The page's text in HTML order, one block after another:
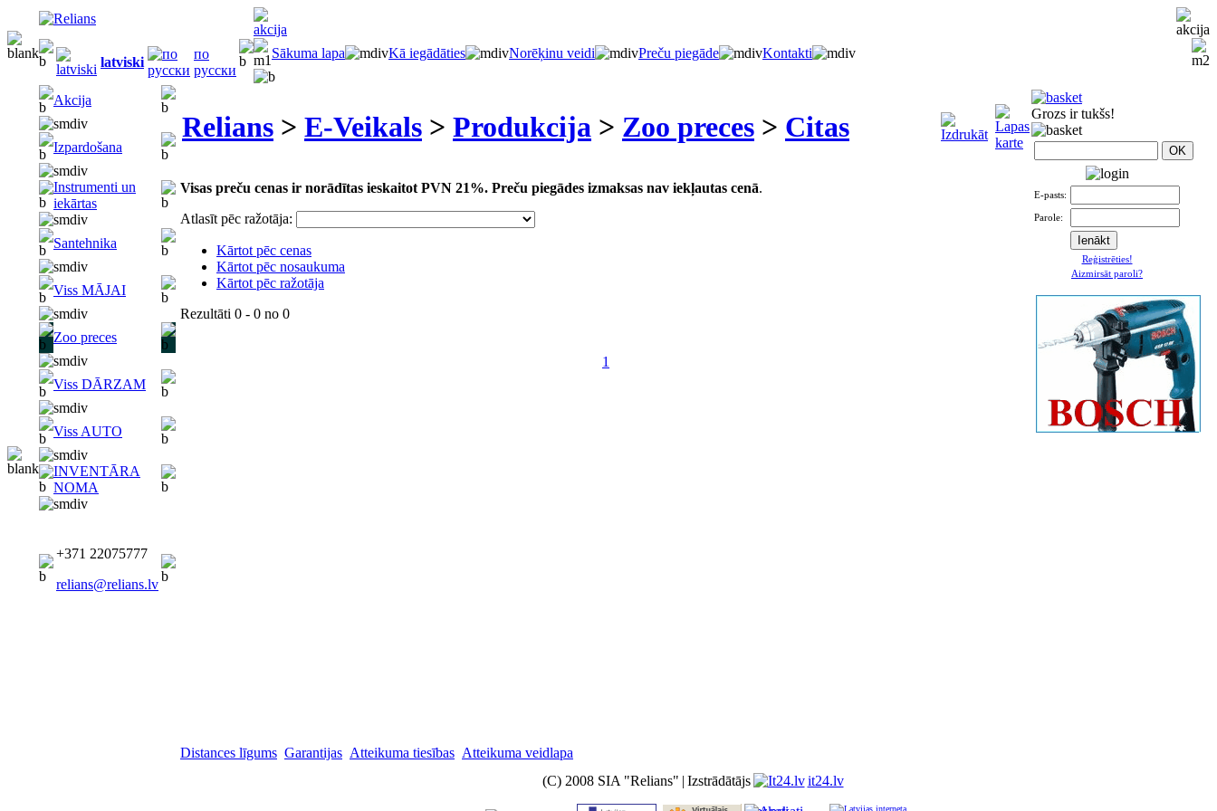
latviski
по
русски
Sākuma lapa Kā iegādāties Norēķinu veidi Preču piegāde Kontakti
Akcija
Izpardošana
Instrumenti un
iekārtas
Santehnika
Viss MĀJAI
Zoo preces
Viss DĀRZAM
Viss AUTO
INVENTĀRA
NOMA
+371 22075777
relians@relians.lv
Relians > E-Veikals > Produkcija > Zoo preces > Citas
Visas preču cenas ir norādītas ieskaitot PVN 21%. Preču piegādes izmaksas nav iekļautas cenā.
Atlasīt pēc ražotāja:
Kārtot pēc cenas
Kārtot pēc nosaukuma
Kārtot pēc ražotāja
Rezultāti 0 - 0 no 0
1
Grozs ir tukšs!
E-pasts:
Parole:
Reģistrēties!
Aizmirsāt paroli?
Distances līgums Garantijas Atteikuma tiesības Atteikuma veidlapa
(C) 2008 SIA "Relians" | Izstrādātājs
it24.lv